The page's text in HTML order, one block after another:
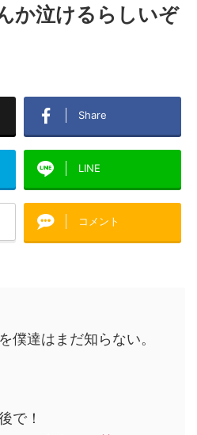
か泣けるらしいぞ
Share
LINE
コメント
僕達はまだ知らない。
で！